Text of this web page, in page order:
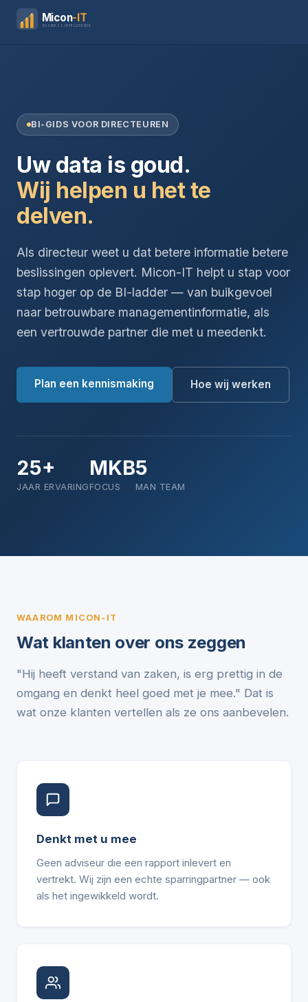
Micon-IT
BUSINESS INTELLIGENCE
BI-GIDS VOOR DIRECTEUREN
Uw data is goud.
Wij helpen u het te
delven.
Als directeur weet u dat betere informatie betere
beslissingen oplevert. Micon-IT helpt u stap voor
stap hoger op de BI-ladder — van buikgevoel
naar betrouwbare managementinformatie, als
een vertrouwde partner die met u meedenkt.
Plan een kennismaking Hoe wij werken
25+
JAAR ERVARING
MKB
FOCUS
5
MAN TEAM
WAAROM MICON-IT
Wat klanten over ons zeggen
"Hij heeft verstand van zaken, is erg prettig in de
omgang en denkt heel goed met je mee." Dat is
wat onze klanten vertellen als ze ons aanbevelen.
Denkt met u mee
Geen adviseur die een rapport inlevert en
vertrekt. Wij zijn een echte sparringpartner — ook
als het ingewikkeld wordt.